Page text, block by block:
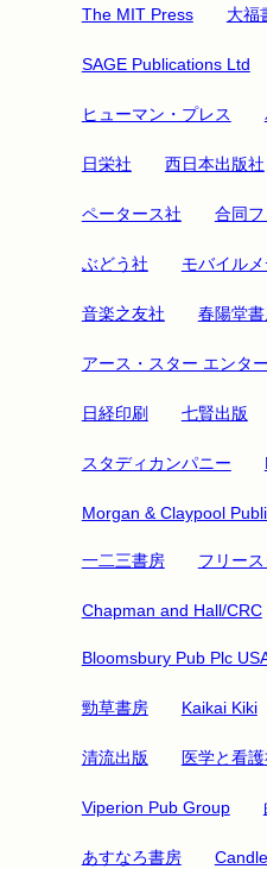
The MIT Press 大福
SAGE Publications Ltd
ヒューマン・プレス
日栄社 西日本出版社
ペータース社 合同フ
ぶどう社 モバイル
音楽之友社 春陽堂
アース・スター エンタ
日経印刷 七賢出版
スタディカンパニー
Morgan & Claypool
一二三書房 フリー
Chapman and Hall/CRC
Bloomsbury Pub Plc
勁草書房 Kaikai Kiki
清流出版 医学と看
Viperion Pub Group
あすなろ書房